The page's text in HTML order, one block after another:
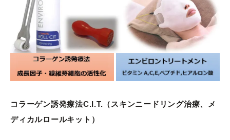
コラーゲン誘発療法C.I.T.（スキンニードリング治療、メ
ディカルロールキット）